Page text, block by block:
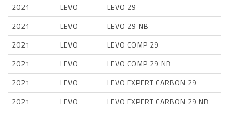
2021 LEVO
LEVO 29
2021
LEVO
LEVO 29 NB
2021
LEVO
LEVO COMP 29
2021
LEVO
LEVO COMP 29 NB
2021
LEVO
LEVO EXPERT CARBON 29
2021
LEVO
LEVO EXPERT CARBON 29 NB